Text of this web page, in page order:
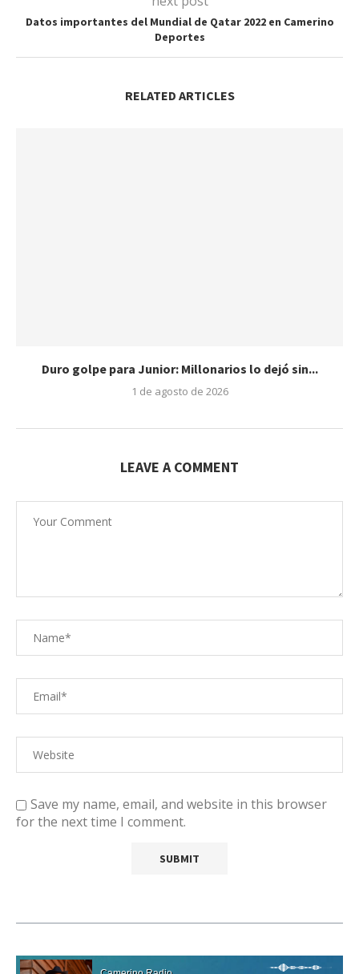
Datos importantes del Mundial de Qatar 2022 en Camerino
Deportes
RELATED ARTICLES
Duro golpe para Junior: Millonarios lo dejó sin...
1 de agosto de 2026
LEAVE A COMMENT
Save my name, email, and website in this browser
for the next time I comment.